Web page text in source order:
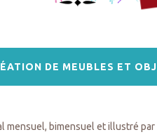
DE MEUBLES ET
mensuel, bimensuel et illustré